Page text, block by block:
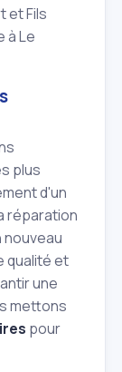
et Fils
à Le
plus
d'un
réparation
nouveau
qualité et
une
mettons
pour